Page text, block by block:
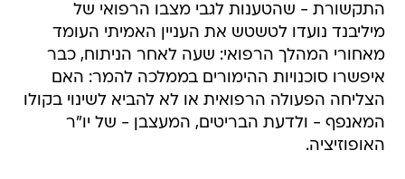
התקשורת - שהטענות לגבי מצבו הרפואי של
מיליבנד נועדו לטשטש את העניין האמיתי העומד
מאחורי המהלך הרפואי: שעה לאחר הניתוח, כבר
איפשרו סוכנויות ההימורים בממלכה להמר: האם
הצליחה הפעולה הרפואית או לא להביא לשינוי בקולו
המאנפף - ולדעת הבריטים, המעצבן - של יו"ר
האופוזיציה.